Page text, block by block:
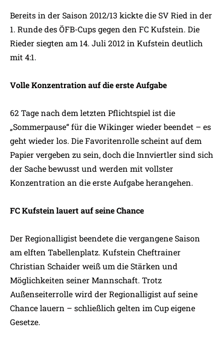
Bereits in der Saison 2012/13 kickte die SV Ried in der
1. Runde des ÖFB-Cups gegen den FC Kufstein. Die
Rieder siegten am 14. Juli 2012 in Kufstein deutlich
mit 4:1.
Volle Konzentration auf die erste Aufgabe
62 Tage nach dem letzten Pflichtspiel ist die
„Sommerpause“ für die Wikinger wieder beendet – es
geht wieder los. Die Favoritenrolle scheint auf dem
Papier vergeben zu sein, doch die Innviertler sind sich
der Sache bewusst und werden mit vollster
Konzentration an die erste Aufgabe herangehen.
FC Kufstein lauert auf seine Chance
Der Regionalligist beendete die vergangene Saison
am elften Tabellenplatz. Kufstein Cheftrainer
Christian Schaider weiß um die Stärken und
Möglichkeiten seiner Mannschaft. Trotz
Außenseiterrolle wird der Regionalligist auf seine
Chance lauern – schließlich gelten im Cup eigene
Gesetze.